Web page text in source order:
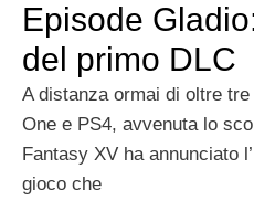
Episode
del primo DLC
A distanza ormai di oltre
One e PS4, avvenuta lo
Fantasy XV ha annunciato
gioco che